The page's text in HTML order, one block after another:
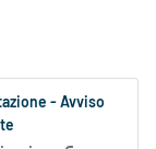
- Avviso